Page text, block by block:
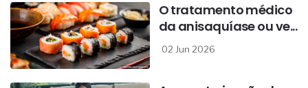
O tratamento médico
da anisaquíase ou ve...
02 Jun 2026